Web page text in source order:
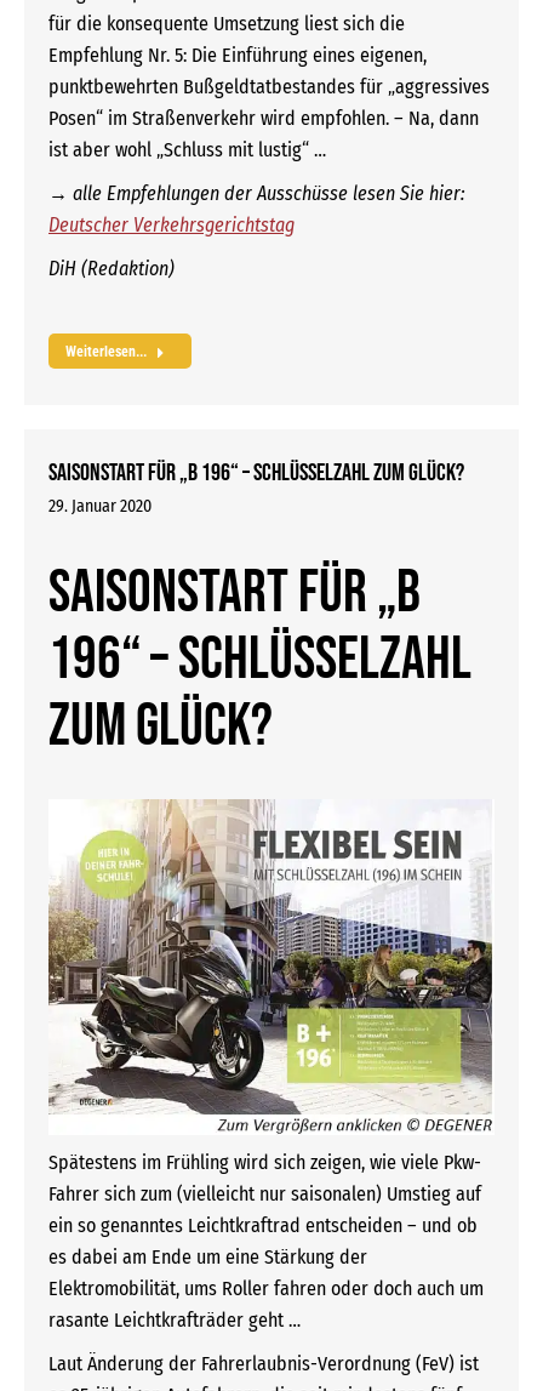
für die konsequente Umsetzung liest sich die
Empfehlung Nr. 5: Die Einführung eines eigenen,
punktbewehrten Bußgeldtatbestandes für „aggressives
Posen“ im Straßenverkehr wird empfohlen. – Na, dann
ist aber wohl „Schluss mit lustig“ …
→ alle Empfehlungen der Ausschüsse lesen Sie hier:
Deutscher Verkehrsgerichtstag
DiH (Redaktion)
Weiterlesen...
Saisonstart für „B 196“ – Schlüsselzahl zum Glück?
29. Januar 2020
Saisonstart für „B
196“ – Schlüsselzahl
zum Glück?
Spätestens im Frühling wird sich zeigen, wie viele Pkw-
Fahrer sich zum (vielleicht nur saisonalen) Umstieg auf
ein so genanntes Leichtkraftrad entscheiden – und ob
es dabei am Ende um eine Stärkung der
Elektromobilität, ums Roller fahren oder doch auch um
rasante Leichtkrafträder geht …
Laut Änderung der Fahrerlaubnis-Verordnung (FeV) ist